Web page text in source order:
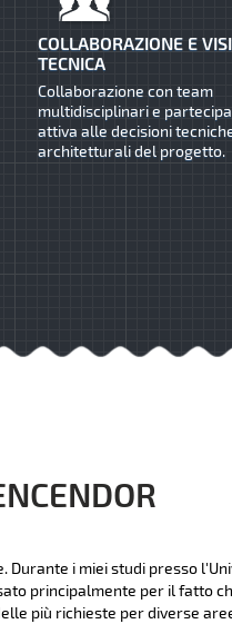
COLLABORAZIONE E
TECNICA
Collaborazione con team
multidisciplinari e
attiva alle decisioni
architetturali del progetto.
i miei studi presso
principalmente per il fatto
più richieste per diverse